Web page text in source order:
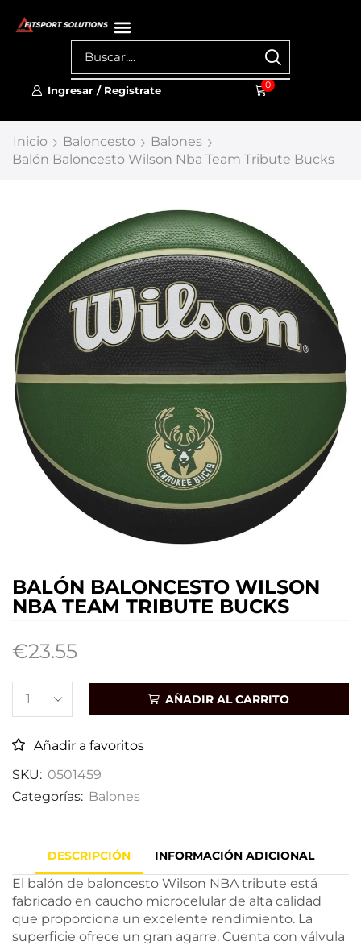
Ingresar / Registrate 0
Inicio Baloncesto
Balones
Balón Baloncesto Wilson Nba Team Tribute Bucks
BALÓN BALONCESTO WILSON
NBA TEAM TRIBUTE BUCKS
€23.55
AÑADIR AL CARRITO
Añadir a favoritos
SKU: 0501459
Categorías: Balones
DESCRIPCIÓN INFORMACIÓN ADICIONAL
El balón de baloncesto Wilson NBA tribute está
fabricado en caucho microcelular de alta calidad
que proporciona un excelente rendimiento. La
superficie ofrece un gran agarre. Cuenta con válvula